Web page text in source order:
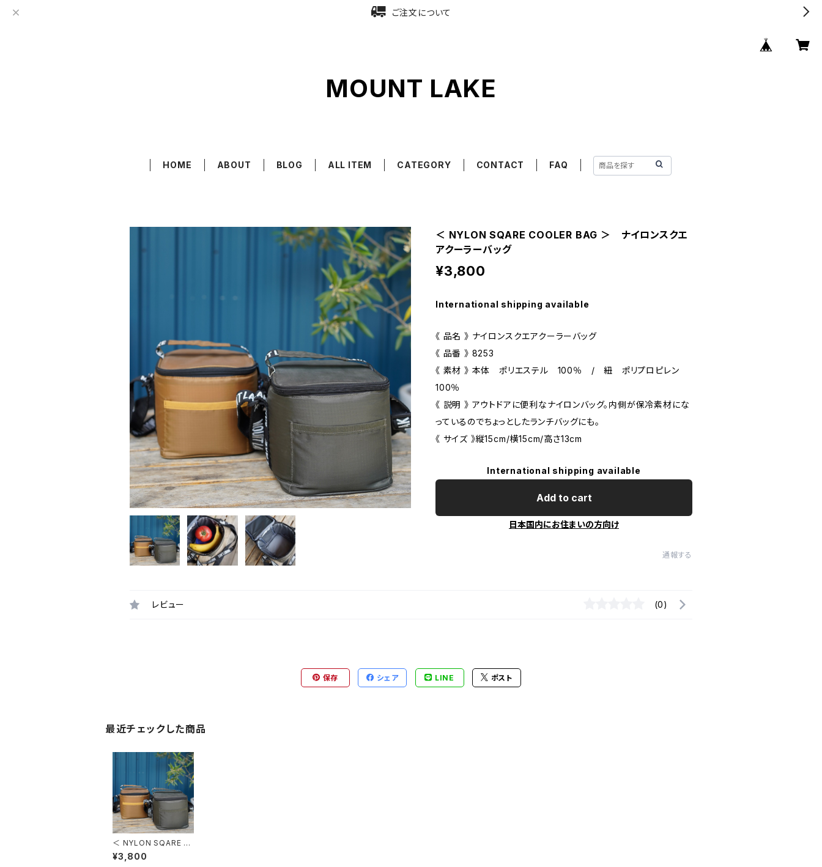
ご注文について
MOUNT LAKE
HOME ABOUT BLOG ALL ITEM CATEGORY CONTACT FAQ
＜ NYLON SQARE COOLER BAG ＞ ナイロンスクエ
アクーラーバッグ
¥3,800
International shipping available
《 品名 》 ナイロンスクエアクーラーバッグ
《 品番 》 8253
《 素材 》 本体 ポリエステル 100％ / 紐 ポリプロピレン
100％
《 説明 》 アウトドアに便利なナイロンバッグ。内側が保冷素材にな
っているのでちょっとしたランチバッグにも。
《 サイズ 》縦15cm/横15cm/高さ13cm
International shipping available
Add to cart
日本国内にお住まいの方向け
通報する
レビュー (0)
保存 シェア LINE ポスト
最近チェックした商品
＜ NYLON SQARE C
OOLER BAG ＞ ナイ
ロンスクエアクーラー
¥3,800